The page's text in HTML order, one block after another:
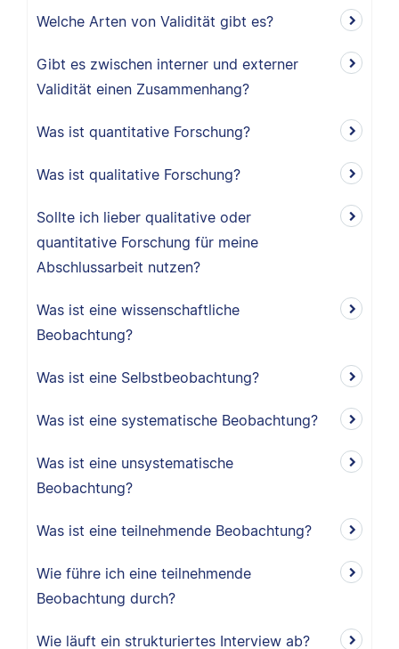
Welche Arten von Validität gibt es?
Gibt es zwischen interner und externer
Validität einen Zusammenhang?
Was ist quantitative Forschung?
Was ist qualitative Forschung?
Sollte ich lieber qualitative oder
quantitative Forschung für meine
Abschlussarbeit nutzen?
Was ist eine wissenschaftliche
Beobachtung?
Was ist eine Selbstbeobachtung?
Was ist eine systematische Beobachtung?
Was ist eine unsystematische
Beobachtung?
Was ist eine teilnehmende Beobachtung?
Wie führe ich eine teilnehmende
Beobachtung durch?
Wie läuft ein strukturiertes Interview ab?